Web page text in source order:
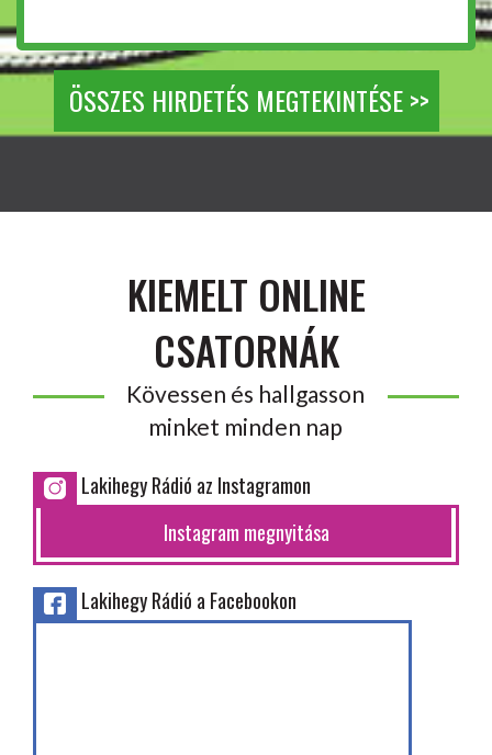
ÖSSZES HIRDETÉS MEGTEKINTÉSE >>
KIEMELT ONLINE
CSATORNÁK
Kövessen és hallgasson
minket minden nap
Lakihegy Rádió az Instagramon
Instagram megnyitása
Lakihegy Rádió a Facebookon